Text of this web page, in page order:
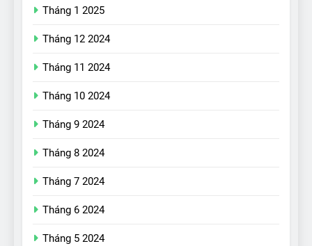
Tháng 1 2025
Tháng 12 2024
Tháng 11 2024
Tháng 10 2024
Tháng 9 2024
Tháng 8 2024
Tháng 7 2024
Tháng 6 2024
Tháng 5 2024